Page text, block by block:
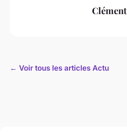
Clément
← Voir tous les articles Actu